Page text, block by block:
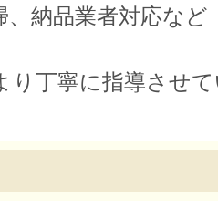
、納品業者対応など
り丁寧に指導させ